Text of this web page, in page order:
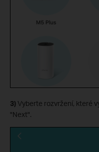
3) Vyberte rozvržení, které
"Next".